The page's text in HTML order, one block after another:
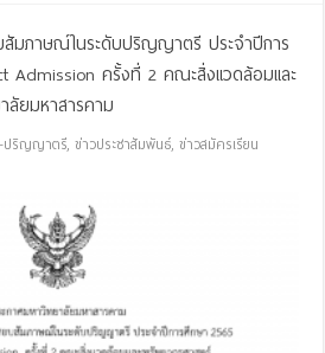
มภาษณ์ในระดับปริญญาตรี ประจำปีการ
Admission ครั้งที่ 2 คณะสิ่งแวดล้อมและ
ยมหาสารคาม
ปริญญาตรี,ข่าวประชาสัมพันธ์,ข่าวสมัครเรียน